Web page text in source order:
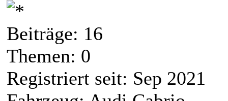
Beiträge: 16
Themen: 0
Registriert seit: Sep 2021